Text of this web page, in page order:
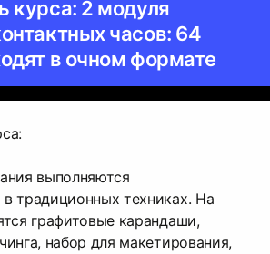
курса: 2 модуля
часов: 64
в очном формате
выполняются
традиционных техниках. На
графитовые карандаши,
набор для макетирования,